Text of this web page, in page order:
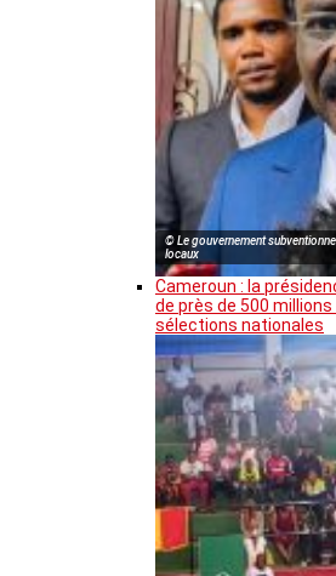
© Le gouvernement
locaux
Cameroun : la
de près de 500
sélections nationales